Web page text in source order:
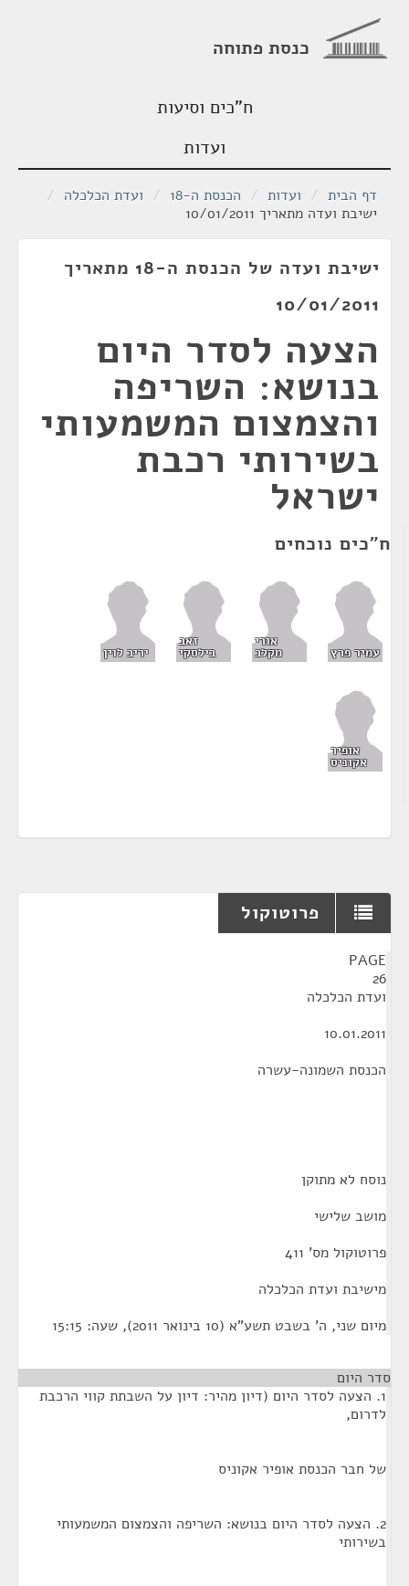
כנסת פתוחה
ח"כים וסיעות
ועדות
דף הבית / ועדות / הכנסת ה-18 / ועדת הכלכלה /
ישיבת ועדה מתאריך 10/01/2011
ישיבת ועדה של הכנסת ה-18 מתאריך
10/01/2011
הצעה לסדר היום
בנושא: השריפה
והצמצום המשמעותי
בשירותי רכבת
ישראל
ח"כים נוכחים
עמיר פרץ
אורי
מקלב
זאב
בילסקי יריב לוין
אופיר
אקוניס
פרוטוקול
PAGE
26
ועדת הכלכלה
10.01.2011
הכנסת השמונה-עשרה
נוסח לא מתוקן
מושב שלישי
פרוטוקול מס' 411
מישיבת ועדת הכלכלה
מיום שני, ה' בשבט תשע"א (10 בינואר 2011), שעה: 15:15
סדר היום
1. הצעה לסדר היום (דיון מהיר: דיון על השבתת קווי הרכבת
לדרום,
של חבר הכנסת אופיר אקוניס
2. הצעה לסדר היום בנושא: השריפה והצמצום המשמעותי
בשירותי